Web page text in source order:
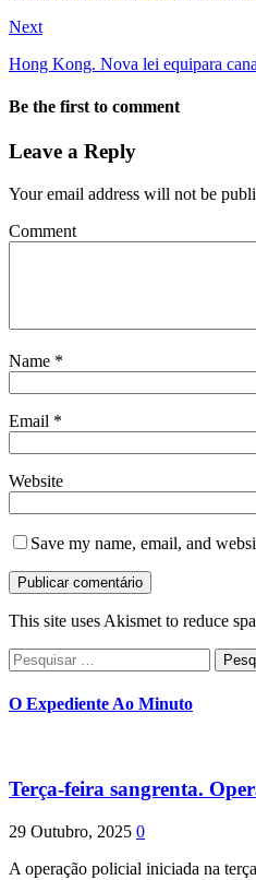
Next
Hong Kong. Nova lei equipara
Be the first to comment
Leave a Reply
Your email address will not be
Comment
Name *
Email *
Website
Save my name, email, and
This site uses Akismet to reduce
Pesquisar
por:
O Expediente Ao Minuto
Terça-feira sangrenta.
29 Outubro, 2025 0
A operação policial iniciada na